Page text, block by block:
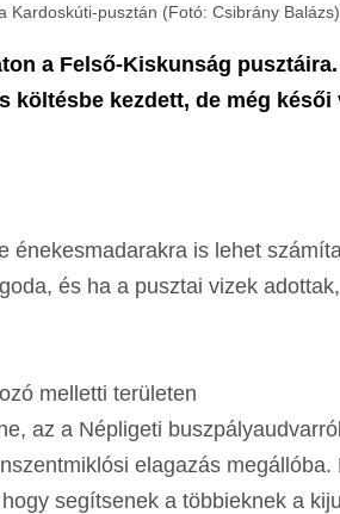
Kardoskúti-pusztán (Fotó: Csibrány Balázs)
a Felső-Kiskunság
költésbe kezdett, de még
is lehet
és ha a pusztai vizek
melletti területen
az a Népligeti
elagazás
segítsenek a többieknek a